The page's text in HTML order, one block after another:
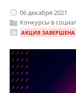
06 декабря 2021
Конкурсы в
АКЦИЯ ЗАВЕРШЕНА